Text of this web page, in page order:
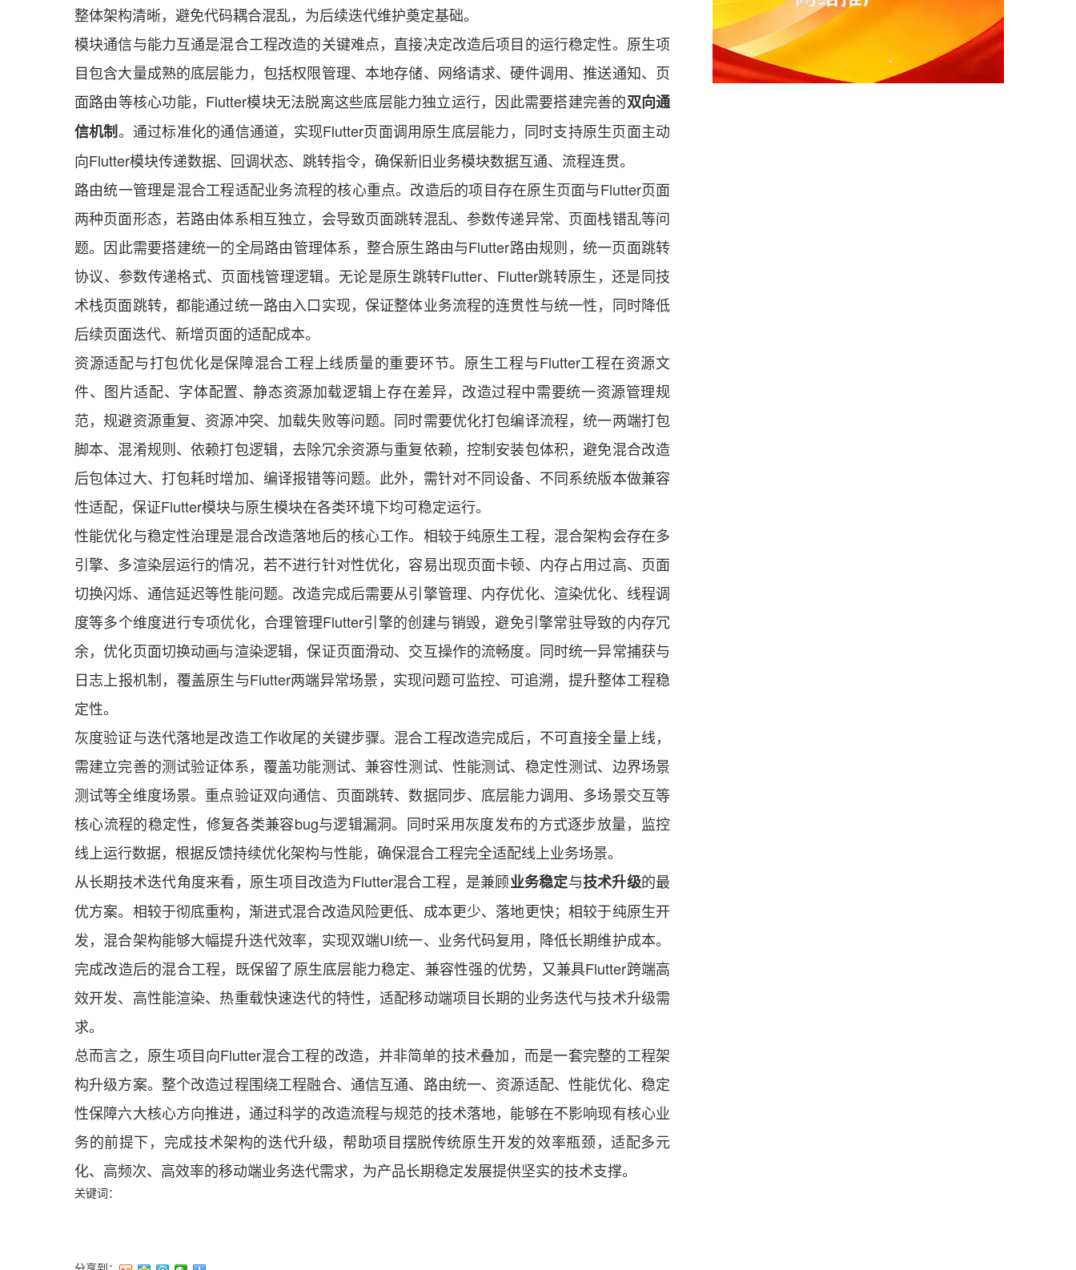
整体架构清晰，避免代码耦合混乱，为后续迭代维护奠定基础。
模块通信与能力互通是混合工程改造的关键难点，直接决定改造后项目的运行稳定性。原生项
目包含大量成熟的底层能力，包括权限管理、本地存储、网络请求、硬件调用、推送通知、页
面路由等核心功能，Flutter模块无法脱离这些底层能力独立运行，因此需要搭建完善的双向通
信机制。通过标准化的通信通道，实现Flutter页面调用原生底层能力，同时支持原生页面主动
向Flutter模块传递数据、回调状态、跳转指令，确保新旧业务模块数据互通、流程连贯。
路由统一管理是混合工程适配业务流程的核心重点。改造后的项目存在原生页面与Flutter页面
两种页面形态，若路由体系相互独立，会导致页面跳转混乱、参数传递异常、页面栈错乱等问
题。因此需要搭建统一的全局路由管理体系，整合原生路由与Flutter路由规则，统一页面跳转
协议、参数传递格式、页面栈管理逻辑。无论是原生跳转Flutter、Flutter跳转原生，还是同技
术栈页面跳转，都能通过统一路由入口实现，保证整体业务流程的连贯性与统一性，同时降低
后续页面迭代、新增页面的适配成本。
资源适配与打包优化是保障混合工程上线质量的重要环节。原生工程与Flutter工程在资源文
件、图片适配、字体配置、静态资源加载逻辑上存在差异，改造过程中需要统一资源管理规
范，规避资源重复、资源冲突、加载失败等问题。同时需要优化打包编译流程，统一两端打包
脚本、混淆规则、依赖打包逻辑，去除冗余资源与重复依赖，控制安装包体积，避免混合改造
后包体过大、打包耗时增加、编译报错等问题。此外，需针对不同设备、不同系统版本做兼容
性适配，保证Flutter模块与原生模块在各类环境下均可稳定运行。
性能优化与稳定性治理是混合改造落地后的核心工作。相较于纯原生工程，混合架构会存在多
引擎、多渲染层运行的情况，若不进行针对性优化，容易出现页面卡顿、内存占用过高、页面
切换闪烁、通信延迟等性能问题。改造完成后需要从引擎管理、内存优化、渲染优化、线程调
度等多个维度进行专项优化，合理管理Flutter引擎的创建与销毁，避免引擎常驻导致的内存冗
余，优化页面切换动画与渲染逻辑，保证页面滑动、交互操作的流畅度。同时统一异常捕获与
日志上报机制，覆盖原生与Flutter两端异常场景，实现问题可监控、可追溯，提升整体工程稳
定性。
灰度验证与迭代落地是改造工作收尾的关键步骤。混合工程改造完成后，不可直接全量上线，
需建立完善的测试验证体系，覆盖功能测试、兼容性测试、性能测试、稳定性测试、边界场景
测试等全维度场景。重点验证双向通信、页面跳转、数据同步、底层能力调用、多场景交互等
核心流程的稳定性，修复各类兼容bug与逻辑漏洞。同时采用灰度发布的方式逐步放量，监控
线上运行数据，根据反馈持续优化架构与性能，确保混合工程完全适配线上业务场景。
从长期技术迭代角度来看，原生项目改造为Flutter混合工程，是兼顾业务稳定与技术升级的最
优方案。相较于彻底重构，渐进式混合改造风险更低、成本更少、落地更快；相较于纯原生开
发，混合架构能够大幅提升迭代效率，实现双端UI统一、业务代码复用，降低长期维护成本。
完成改造后的混合工程，既保留了原生底层能力稳定、兼容性强的优势，又兼具Flutter跨端高
效开发、高性能渲染、热重载快速迭代的特性，适配移动端项目长期的业务迭代与技术升级需
求。
总而言之，原生项目向Flutter混合工程的改造，并非简单的技术叠加，而是一套完整的工程架
构升级方案。整个改造过程围绕工程融合、通信互通、路由统一、资源适配、性能优化、稳定
性保障六大核心方向推进，通过科学的改造流程与规范的技术落地，能够在不影响现有核心业
务的前提下，完成技术架构的迭代升级，帮助项目摆脱传统原生开发的效率瓶颈，适配多元
化、高频次、高效率的移动端业务迭代需求，为产品长期稳定发展提供坚实的技术支撑。
关键词：